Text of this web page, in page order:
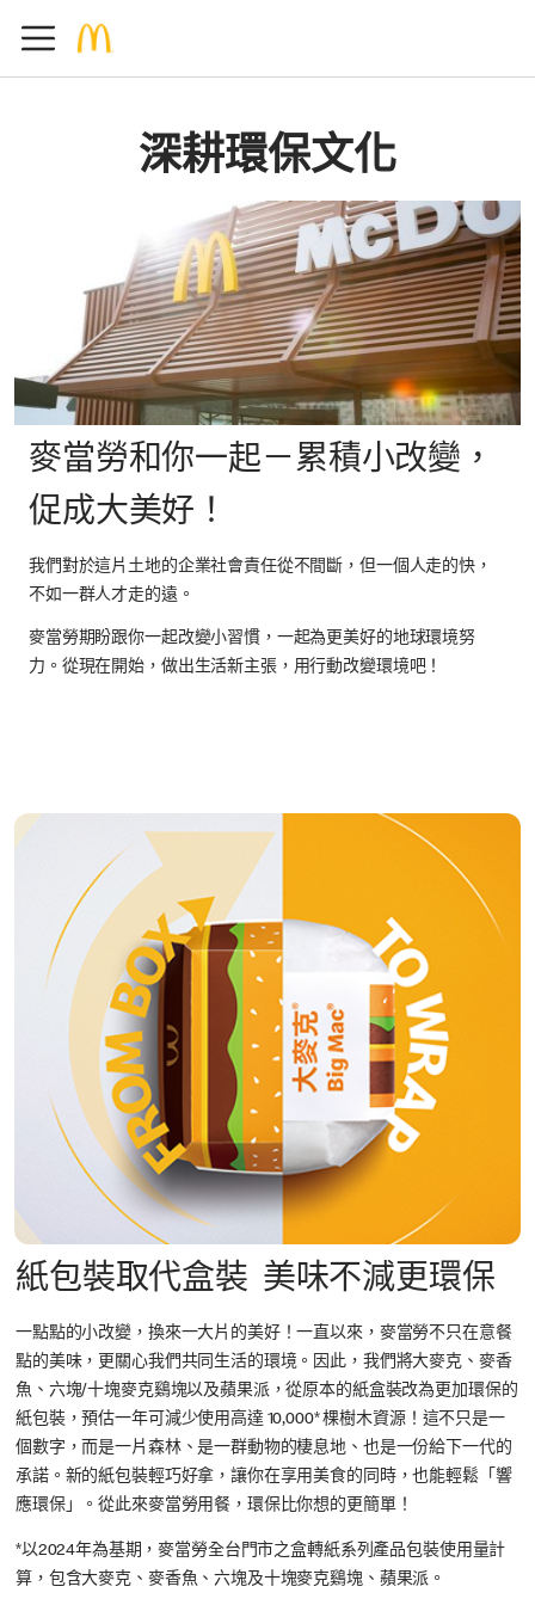
深耕環保文化
麥當勞和你一起－累積小改變，
促成大美好！
我們對於這片土地的企業社會責任從不間斷，但一個人走的快，
不如一群人才走的遠。
麥當勞期盼跟你一起改變小習慣，一起為更美好的地球環境努
力。從現在開始，做出生活新主張，用行動改變環境吧！
紙包裝取代盒裝 美味不減更環保
一點點的小改變，換來一大片的美好！一直以來，麥當勞不只在意餐
點的美味，更關心我們共同生活的環境。因此，我們將大麥克、麥香
魚、六塊/十塊麥克鷄塊以及蘋果派，從原本的紙盒裝改為更加環保的
紙包裝，預估一年可減少使用高達 10,000* 棵樹木資源！這不只是一
個數字，而是一片森林、是一群動物的棲息地、也是一份給下一代的
承諾。新的紙包裝輕巧好拿，讓你在享用美食的同時，也能輕鬆「響
應環保」。從此來麥當勞用餐，環保比你想的更簡單！
*以2024年為基期，麥當勞全台門市之盒轉紙系列產品包裝使用量計
算，包含大麥克、麥香魚、六塊及十塊麥克鷄塊、蘋果派。